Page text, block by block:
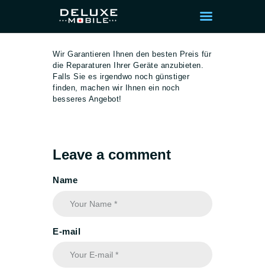
STARTSEITE
PROFESSIONELLE
SOFTWARE-
UND SICHEREN PC
ALL-NET-FLAT LTE
Wir Garantieren Ihnen den besten Preis für
die Reparaturen Ihrer Geräte anzubieten.
Falls Sie es irgendwo noch günstiger
finden, machen wir Ihnen ein noch
besseres Angebot!
Leave a comment
Name
E-mail